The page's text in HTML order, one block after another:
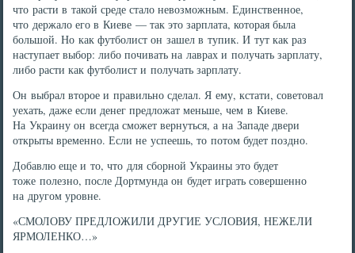
что расти в такой среде стало невозможным. Единственное,
что держало его в Киеве — так это зарплата, которая была
большой. Но как футболист он зашел в тупик. И тут как раз
наступает выбор: либо почивать на лаврах и получать зарплату,
либо расти как футболист и получать зарплату.
Он выбрал второе и правильно сделал. Я ему, кстати, советовал
уехать, даже если денег предложат меньше, чем в Киеве.
На Украину он всегда сможет вернуться, а на Западе двери
открыты временно. Если не успеешь, то потом будет поздно.
Добавлю еще и то, что для сборной Украины это будет
тоже полезно, после Дортмунда он будет играть совершенно
на другом уровне.
«СМОЛОВУ ПРЕДЛОЖИЛИ ДРУГИЕ УСЛОВИЯ, НЕЖЕЛИ
ЯРМОЛЕНКО…»